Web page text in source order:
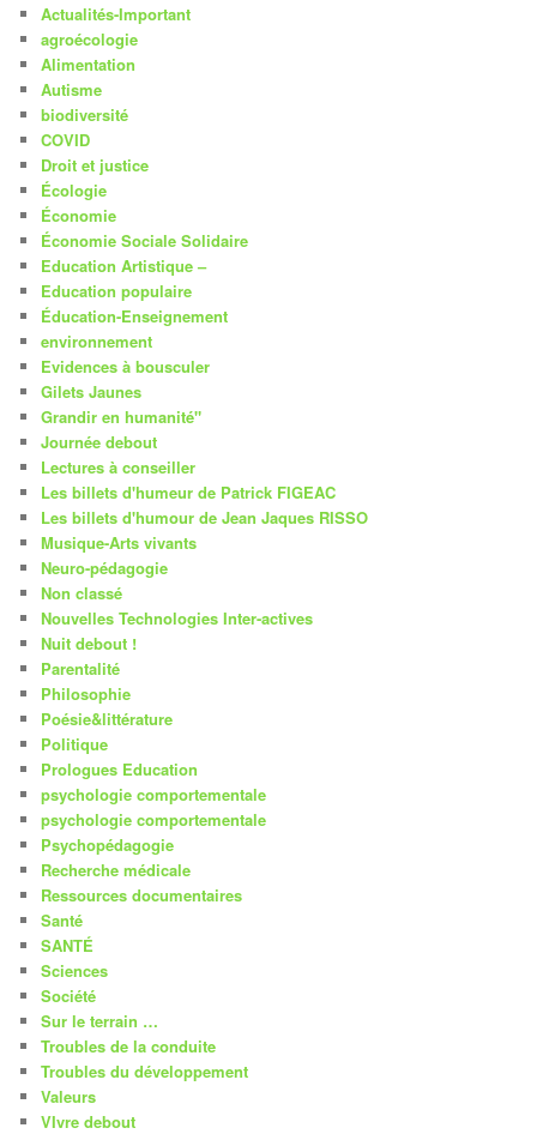
Actualités-Important
agroécologie
Alimentation
Autisme
biodiversité
COVID
Droit et justice
Écologie
Économie
Économie Sociale Solidaire
Education Artistique –
Education populaire
Éducation-Enseignement
environnement
Evidences à bousculer
Gilets Jaunes
Grandir en humanité"
Journée debout
Lectures à conseiller
Les billets d'humeur de Patrick FIGEAC
Les billets d'humour de Jean Jaques RISSO
Musique-Arts vivants
Neuro-pédagogie
Non classé
Nouvelles Technologies Inter-actives
Nuit debout !
Parentalité
Philosophie
Poésie&littérature
Politique
Prologues Education
psychologie comportementale
psychologie comportementale
Psychopédagogie
Recherche médicale
Ressources documentaires
Santé
SANTÉ
Sciences
Société
Sur le terrain …
Troubles de la conduite
Troubles du développement
Valeurs
VIvre debout